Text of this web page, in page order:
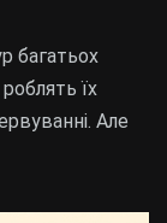
багатьох
їх
Але